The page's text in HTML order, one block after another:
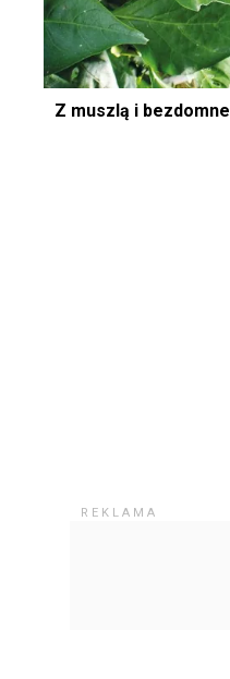
Z muszlą i bezdomne